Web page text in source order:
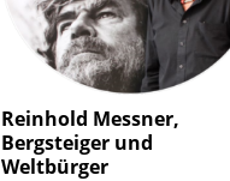
Reinhold Messner,
Bergsteiger und
Weltbürger